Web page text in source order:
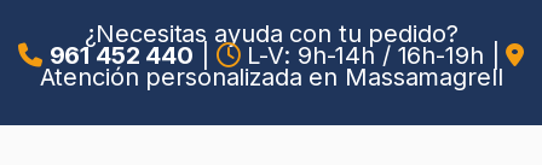
¿Necesitas ayuda con tu pedido?
961 452 440 L-V: 9h-14h / 16h-19h
Atención personalizada en Massamagrell